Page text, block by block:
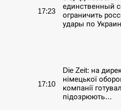
17:23
единственный
ограничить
удары по
17:10
Die Zeit: на
німецької
компанії
підозрюють…